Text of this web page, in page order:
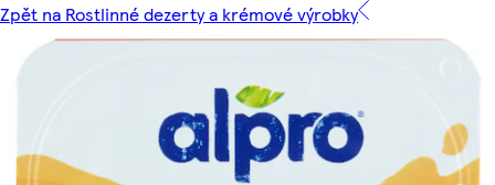
Zpět na Rostlinné dezerty a krémové výrobky